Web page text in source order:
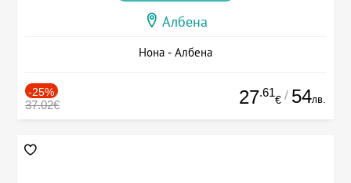
Албена
Нона - Албена
-25%
37.02€ 27.61
€ / 54лв.